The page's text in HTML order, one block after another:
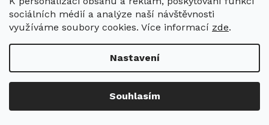
sociálních médií a analýze naší návštěvnosti
využíváme soubory cookies. Více informací zde.
Nastavení
Souhlasím
Vytvořil Shoptet| Nakódoval Shopcode
Copyright 2026Miele Center Vlášek. Všechna práva vyhrazena.